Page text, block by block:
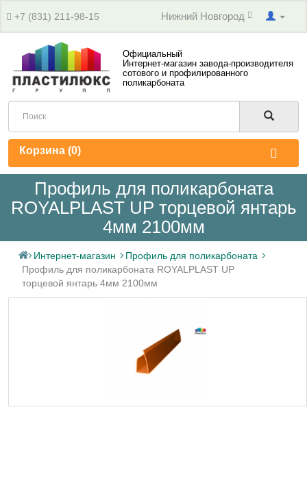
+7 (831) 211-98-15 Нижний Новгород
Официальный
Интернет-магазин завода-производителя
сотового и профилированного
поликарбоната
Корзина (0)
Профиль для поликарбоната
ROYALPLAST UP торцевой янтарь
4мм 2100мм
Интернет-магазин
Профиль для поликарбоната
Профиль для поликарбоната ROYALPLAST UP
торцевой янтарь 4мм 2100мм